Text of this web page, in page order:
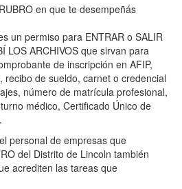
en que te desempeñás
un permiso para ENTRAR o SALIR
LOS ARCHIVOS que sirvan para
de inscripción en AFIP,
recibo de sueldo, carnet o credencial
número de matrícula profesional,
turno médico, Certificado Único de
personal de empresas que
del Distrito de Lincoln también
acrediten las tareas que